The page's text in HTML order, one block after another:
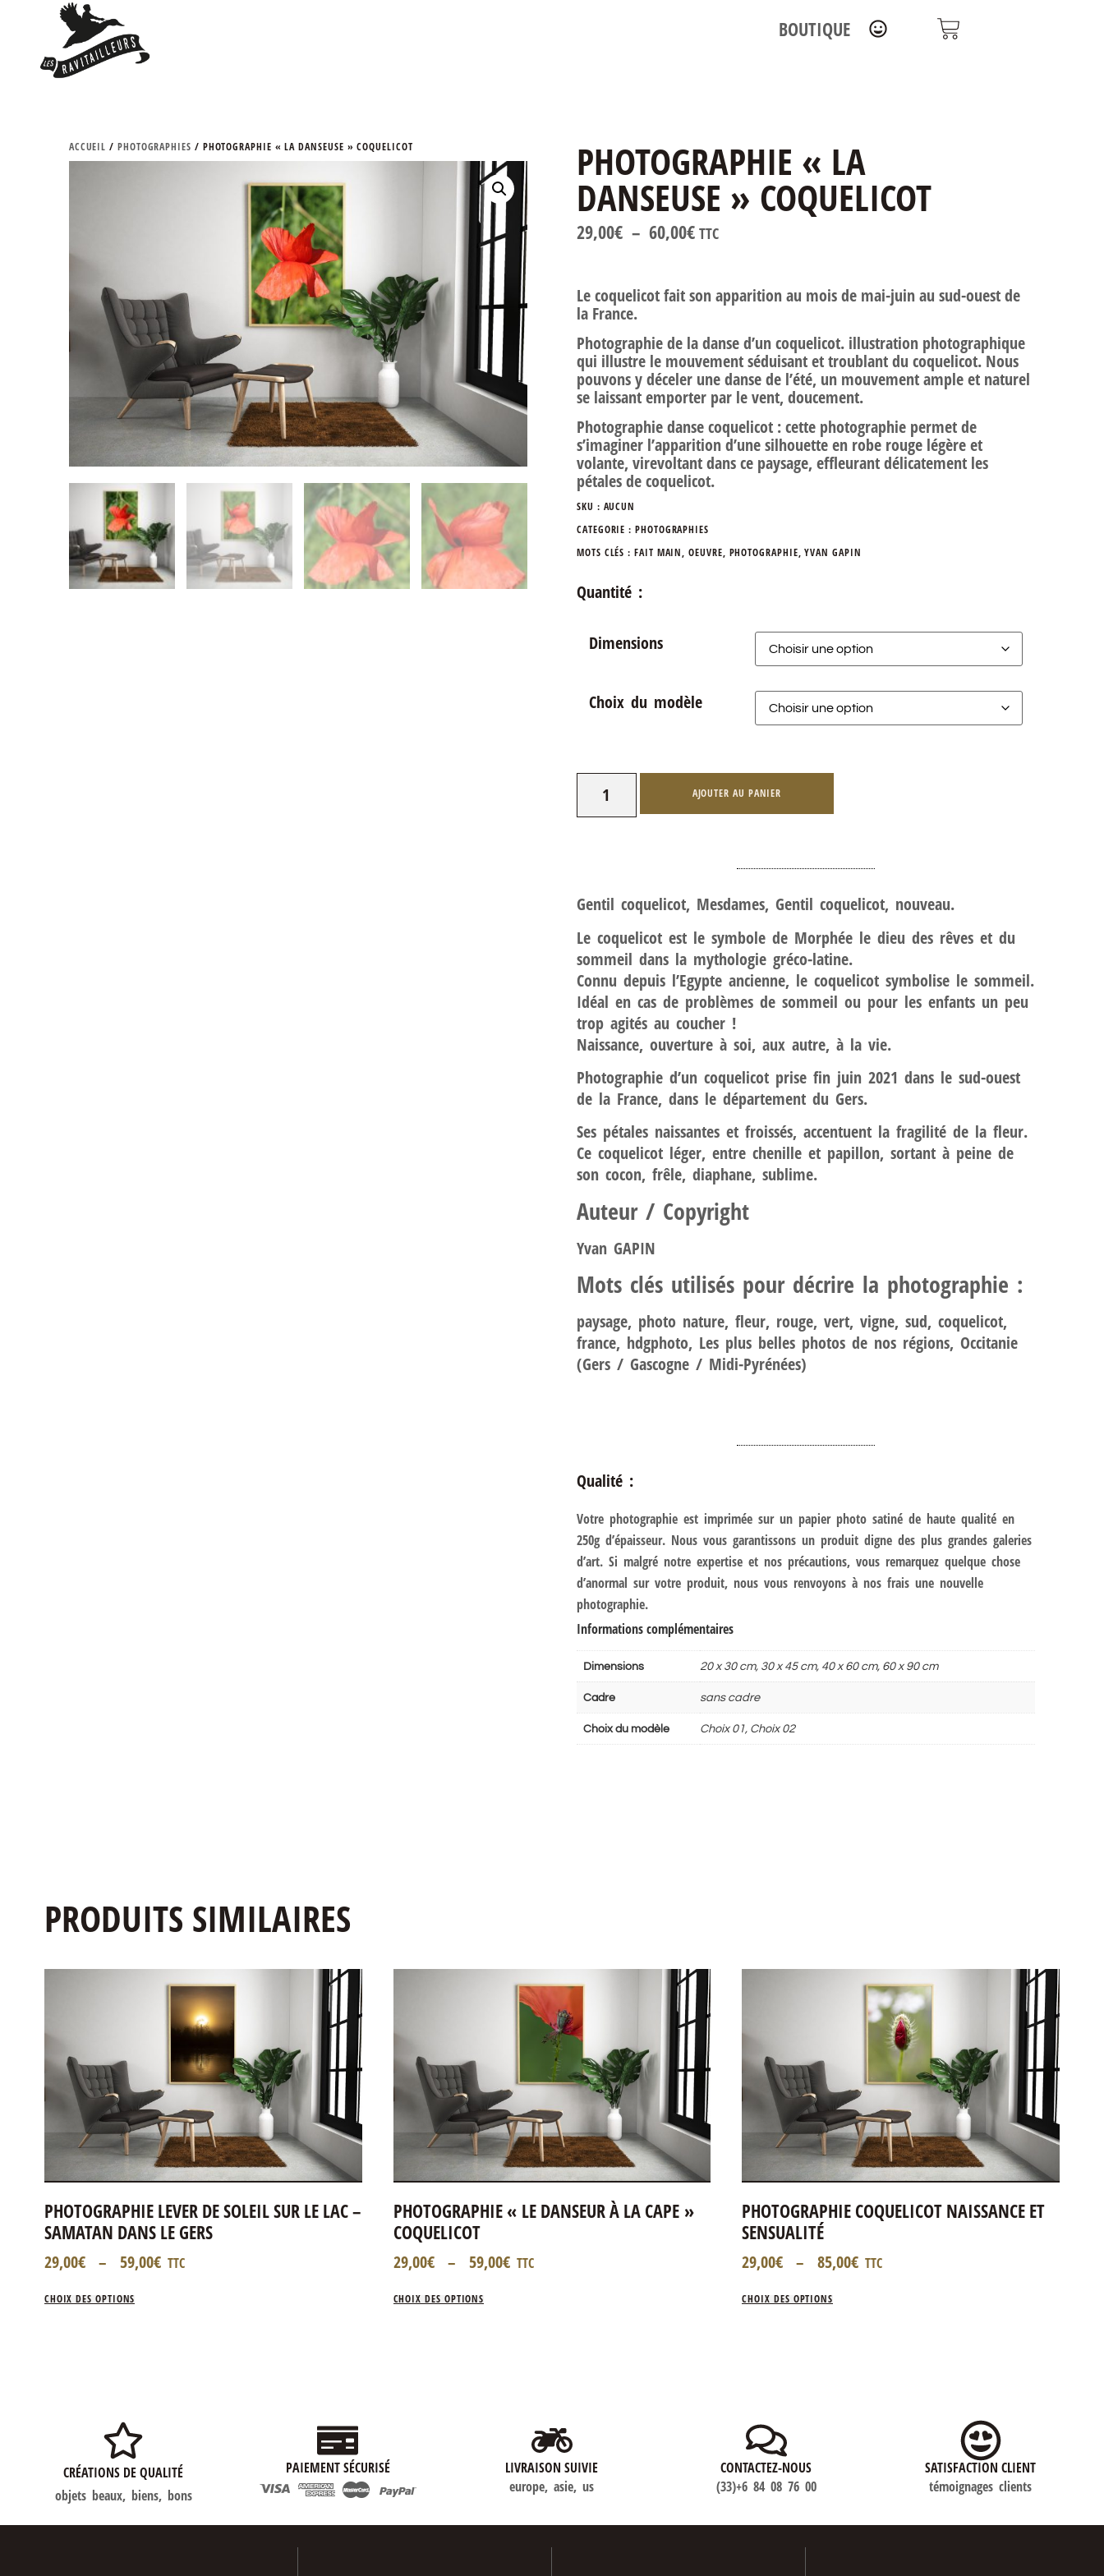
BOUTIQUE
ACCUEIL / PHOTOGRAPHIES / PHOTOGRAPHIE « LA DANSEUSE » COQUELICOT PHOTOGRAPHIE « LA
DANSEUSE » COQUELICOT
29,00€ – 60,00€ TTC
Le coquelicot fait son apparition au mois de mai-juin au sud-ouest de
la France.
Photographie de la danse d’un coquelicot. illustration photographique
qui illustre le mouvement séduisant et troublant du coquelicot. Nous
pouvons y déceler une danse de l’été, un mouvement ample et naturel
se laissant emporter par le vent, doucement.
Photographie danse coquelicot : cette photographie permet de
s’imaginer l’apparition d’une silhouette en robe rouge légère et
volante, virevoltant dans ce paysage, effleurant délicatement les
pétales de coquelicot.
SKU : AUCUN
CATEGORIE : PHOTOGRAPHIES
MOTS CLÉS :FAIT MAIN,OEUVRE, PHOTOGRAPHIE,YVAN GAPIN
Quantité :
Dimensions
Choix du modèle
AJOUTER AU PANIER
Gentil coquelicot, Mesdames, Gentil coquelicot, nouveau.
Le coquelicot est le symbole de Morphée le dieu des rêves et du
sommeil dans la mythologie gréco-latine.
Connu depuis l’Egypte ancienne, le coquelicot symbolise le sommeil.
Idéal en cas de problèmes de sommeil ou pour les enfants un peu
trop agités au coucher !
Naissance, ouverture à soi, aux autre, à la vie.
Photographie d’un coquelicot prise fin juin 2021 dans le sud-ouest
de la France, dans le département du Gers.
Ses pétales naissantes et froissés, accentuent la fragilité de la fleur.
Ce coquelicot léger, entre chenille et papillon, sortant à peine de
son cocon, frêle, diaphane, sublime.
Auteur / Copyright
Yvan GAPIN
Mots clés utilisés pour décrire la photographie :
paysage, photo nature, fleur, rouge, vert, vigne, sud, coquelicot,
france, hdgphoto, Les plus belles photos de nos régions, Occitanie
(Gers / Gascogne / Midi-Pyrénées)
Qualité :
Votre photographie est imprimée sur un papier photo satiné de haute qualité en
250g d’épaisseur. Nous vous garantissons un produit digne des plus grandes galeries
d’art. Si malgré notre expertise et nos précautions, vous remarquez quelque chose
d’anormal sur votre produit, nous vous renvoyons à nos frais une nouvelle
photographie.
Informations complémentaires
Dimensions 20 x 30 cm, 30 x 45 cm, 40 x 60 cm, 60 x 90 cm
Cadre sans cadre
Choix du modèle Choix 01, Choix 02
PRODUITS SIMILAIRES
PHOTOGRAPHIE LEVER DE SOLEIL SUR LE LAC –
SAMATAN DANS LE GERS
29,00€ – 59,00€ TTC
CHOIX DES OPTIONS
PHOTOGRAPHIE « LE DANSEUR À LA CAPE »
COQUELICOT
29,00€ – 59,00€ TTC
CHOIX DES OPTIONS
PHOTOGRAPHIE COQUELICOT NAISSANCE ET
SENSUALITÉ
29,00€ – 85,00€ TTC
CHOIX DES OPTIONS
CRÉATIONS DE QUALITÉ
objets beaux, biens, bons
PAIEMENT SÉCURISÉ
LIVRAISON SUIVIE
europe, asie, us
CONTACTEZ-NOUS
(33)+6 84 08 76 00
SATISFACTION CLIENT
témoignages clients